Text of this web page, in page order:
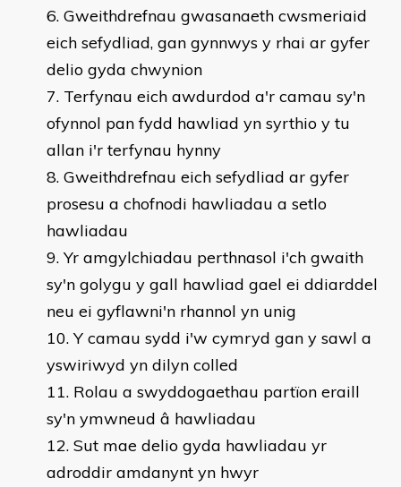
Gweithdrefnau gwasanaeth cwsmeriaid
eich sefydliad, gan gynnwys y rhai ar gyfer
delio gyda chwynion
Terfynau eich awdurdod a'r camau sy'n
ofynnol pan fydd hawliad yn syrthio y tu
allan i'r terfynau hynny
Gweithdrefnau eich sefydliad ar gyfer
prosesu a chofnodi hawliadau a setlo
hawliadau
Yr amgylchiadau perthnasol i'ch gwaith
sy'n golygu y gall hawliad gael ei ddiarddel
neu ei gyflawni'n rhannol yn unig
Y camau sydd i'w cymryd gan y sawl a
yswiriwyd yn dilyn colled
Rolau a swyddogaethau partïon eraill
sy'n ymwneud â hawliadau
Sut mae delio gyda hawliadau yr
adroddir amdanynt yn hwyr